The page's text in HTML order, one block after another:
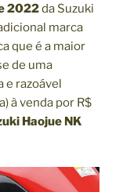
2022da Suzuki
marca
que é a maior
de uma
e razoável
à venda por R$
Haojue NK